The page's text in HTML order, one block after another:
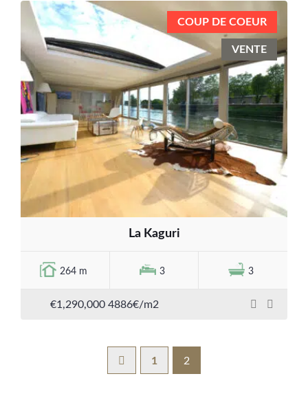
COUP DE COEUR
VENTE
La Kaguri
264 m 3 3
€1,290,000 4886€/m2
1 2